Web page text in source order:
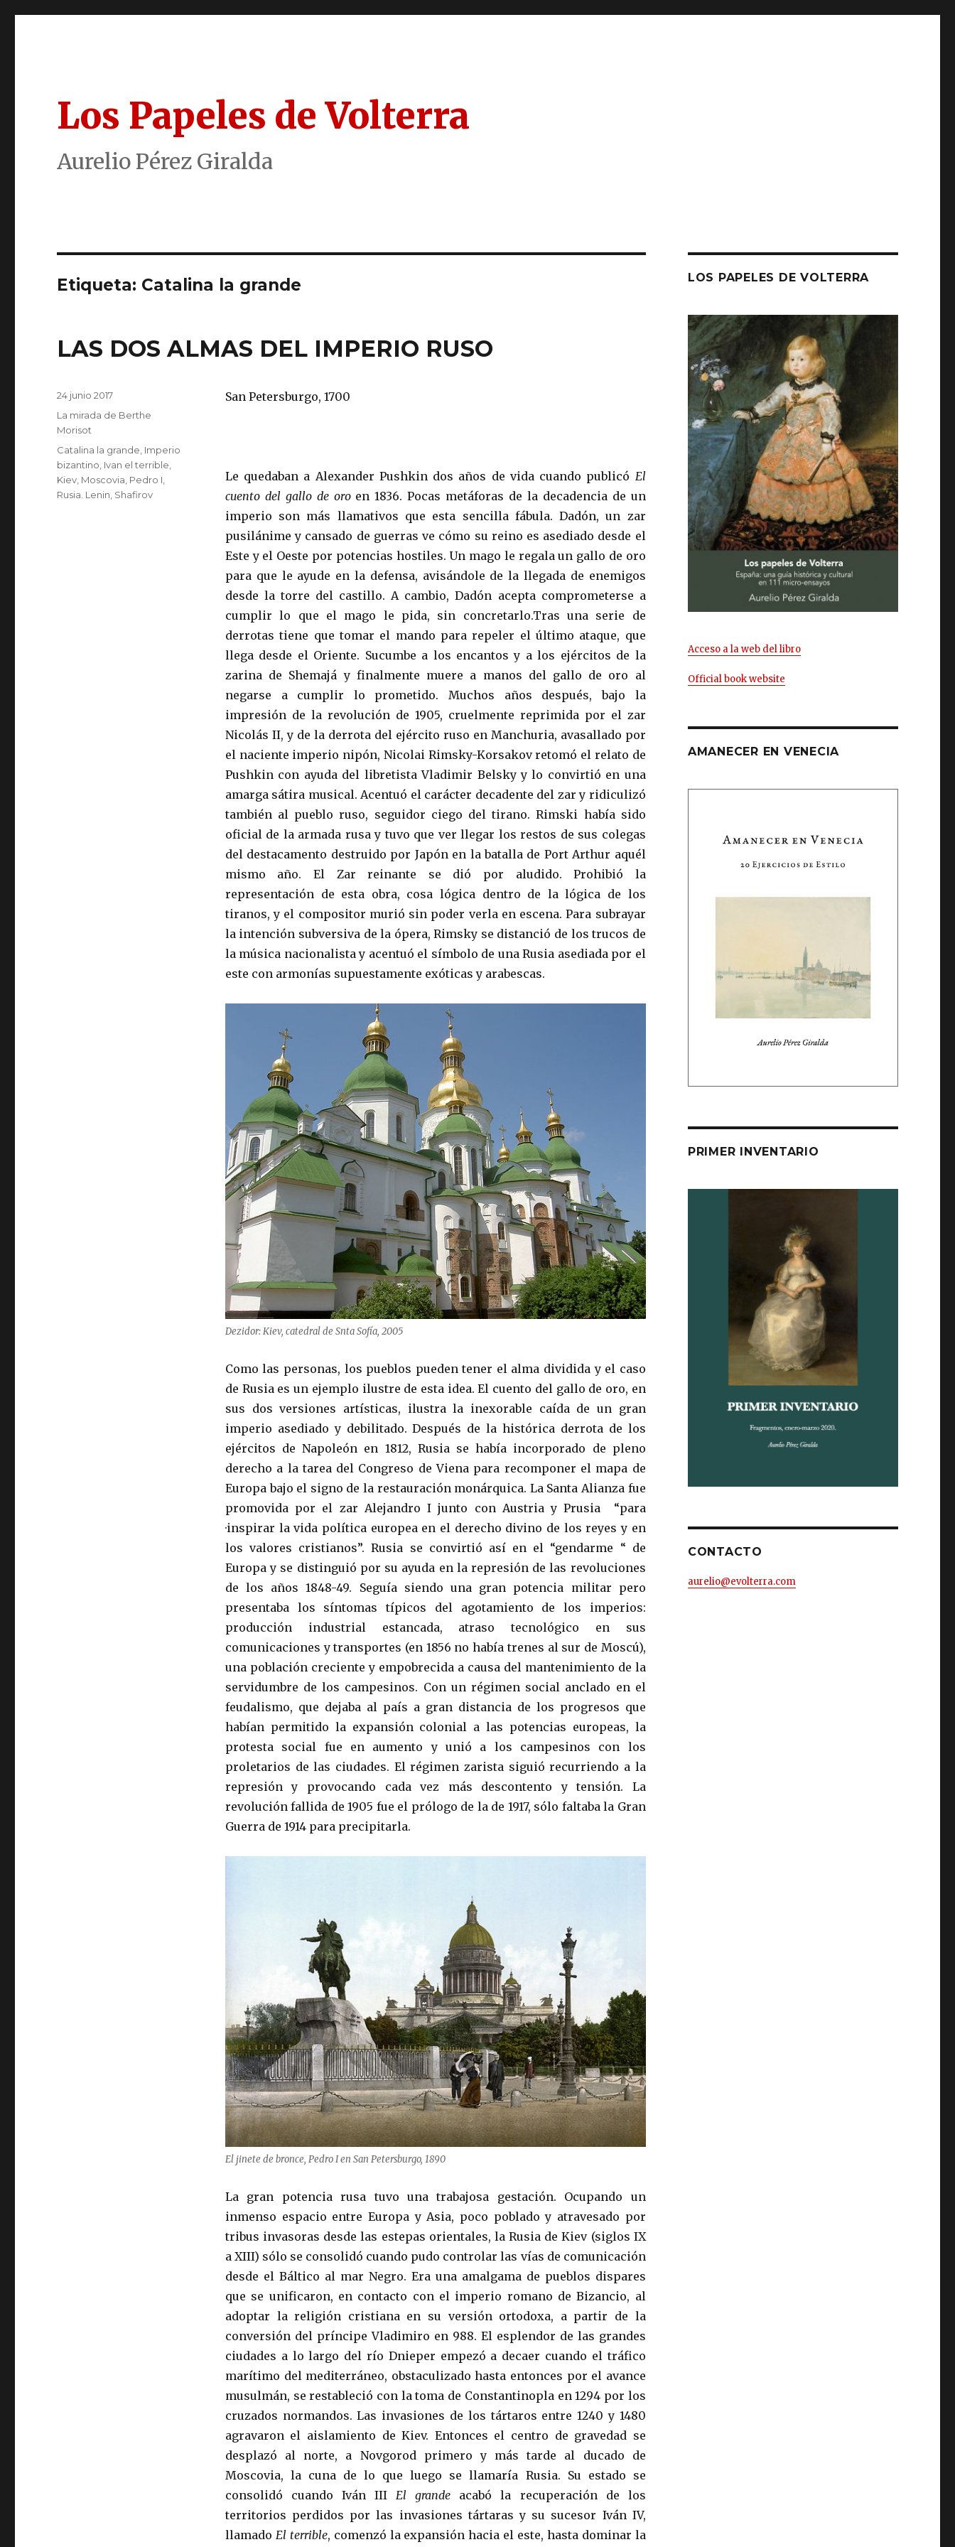
Los Papeles de Volterra
Aurelio Pérez Giralda
Etiqueta: Catalina la grande
LAS DOS ALMAS DEL IMPERIO RUSO
San Petersburgo, 1700
Le quedaban a Alexander Pushkin dos años de vida cuando publicó El
cuento del gallo de oro en 1836. Pocas metáforas de la decadencia de un
imperio son más llamativos que esta sencilla fábula. Dadón, un zar
pusilánime y cansado de guerras ve cómo su reino es asediado desde el
Este y el Oeste por potencias hostiles. Un mago le regala un gallo de oro
para que le ayude en la defensa, avisándole de la llegada de enemigos
desde la torre del castillo. A cambio, Dadón acepta comprometerse a
cumplir lo que el mago le pida, sin concretarlo.Tras una serie de
derrotas tiene que tomar el mando para repeler el último ataque, que
llega desde el Oriente. Sucumbe a los encantos y a los ejércitos de la
zarina de Shemajá y finalmente muere a manos del gallo de oro al
negarse a cumplir lo prometido. Muchos años después, bajo la
impresión de la revolución de 1905, cruelmente reprimida por el zar
Nicolás II, y de la derrota del ejército ruso en Manchuria, avasallado por
el naciente imperio nipón, Nicolai Rimsky-Korsakov retomó el relato de
Pushkin con ayuda del libretista Vladimir Belsky y lo convirtió en una
amarga sátira musical. Acentuó el carácter decadente del zar y ridiculizó
también al pueblo ruso, seguidor ciego del tirano. Rimski había sido
oficial de la armada rusa y tuvo que ver llegar los restos de sus colegas
del destacamento destruido por Japón en la batalla de Port Arthur aquél
mismo año. El Zar reinante se dió por aludido. Prohibió la
representación de esta obra, cosa lógica dentro de la lógica de los
tiranos, y el compositor murió sin poder verla en escena. Para subrayar
la intención subversiva de la ópera, Rimsky se distanció de los trucos de
la música nacionalista y acentuó el símbolo de una Rusia asediada por el
este con armonías supuestamente exóticas y arabescas.
Dezidor: Kiev, catedral de Snta Sofía, 2005
Como las personas, los pueblos pueden tener el alma dividida y el caso
de Rusia es un ejemplo ilustre de esta idea. El cuento del gallo de oro, en
sus dos versiones artísticas, ilustra la inexorable caída de un gran
imperio asediado y debilitado. Después de la histórica derrota de los
ejércitos de Napoleón en 1812, Rusia se había incorporado de pleno
derecho a la tarea del Congreso de Viena para recomponer el mapa de
Europa bajo el signo de la restauración monárquica. La Santa Alianza fue
promovida por el zar Alejandro I junto con Austria y Prusia “para
·inspirar la vida política europea en el derecho divino de los reyes y en
los valores cristianos”. Rusia se convirtió así en el “gendarme “ de
Europa y se distinguió por su ayuda en la represión de las revoluciones
de los años 1848-49. Seguía siendo una gran potencia militar pero
presentaba los síntomas típicos del agotamiento de los imperios:
producción industrial estancada, atraso tecnológico en sus
comunicaciones y transportes (en 1856 no había trenes al sur de Moscú),
una población creciente y empobrecida a causa del mantenimiento de la
servidumbre de los campesinos. Con un régimen social anclado en el
feudalismo, que dejaba al país a gran distancia de los progresos que
habían permitido la expansión colonial a las potencias europeas, la
protesta social fue en aumento y unió a los campesinos con los
proletarios de las ciudades. El régimen zarista siguió recurriendo a la
represión y provocando cada vez más descontento y tensión. La
revolución fallida de 1905 fue el prólogo de la de 1917, sólo faltaba la Gran
Guerra de 1914 para precipitarla.
El jinete de bronce, Pedro I en San Petersburgo, 1890
La gran potencia rusa tuvo una trabajosa gestación. Ocupando un
inmenso espacio entre Europa y Asia, poco poblado y atravesado por
tribus invasoras desde las estepas orientales, la Rusia de Kiev (siglos IX
a XIII) sólo se consolidó cuando pudo controlar las vías de comunicación
desde el Báltico al mar Negro. Era una amalgama de pueblos dispares
que se unificaron, en contacto con el imperio romano de Bizancio, al
adoptar la religión cristiana en su versión ortodoxa, a partir de la
conversión del príncipe Vladimiro en 988. El esplendor de las grandes
ciudades a lo largo del río Dnieper empezó a decaer cuando el tráfico
marítimo del mediterráneo, obstaculizado hasta entonces por el avance
musulmán, se restableció con la toma de Constantinopla en 1294 por los
cruzados normandos. Las invasiones de los tártaros entre 1240 y 1480
agravaron el aislamiento de Kiev. Entonces el centro de gravedad se
desplazó al norte, a Novgorod primero y más tarde al ducado de
Moscovia, la cuna de lo que luego se llamaría Rusia. Su estado se
consolidó cuando Iván III El grande acabó la recuperación de los
territorios perdidos por las invasiones tártaras y su sucesor Iván IV,
llamado El terrible, comenzó la expansión hacia el este, hasta dominar la
Publicado
24 junio 2017
Categorías
La mirada de Berthe
Morisot
Etiquetas
Catalina la grande Imperio
bizantino Ivan el terrible
Kiev Moscovia Pedro I
Rusia. Lenin Shafirov
LOS PAPELES DE VOLTERRA
Acceso a la web del libro
Official book website
AMANECER EN VENECIA
PRIMER INVENTARIO
CONTACTO
aurelio@evolterra.com